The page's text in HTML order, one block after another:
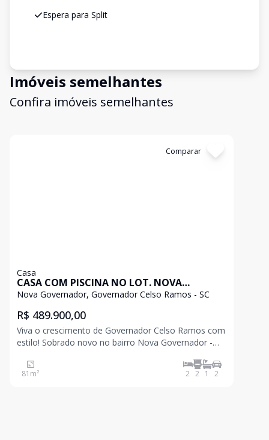
Espera para Split
Imóveis semelhantes
Confira imóveis semelhantes
Comparar
Casa
CASA COM PISCINA NO LOT. NOVA
GOVERNADOR
Nova Governador, Governador Celso Ramos - SC
R$ 489.900,00
Viva o crescimento de Governador Celso Ramos com
estilo! Sobrado novo no bairro Nova Governador -
morar ou investir, precisa conhecer o bairro Nova
Governador - a região que mais cresce e valoriza em
81 m² 2 2 1 2